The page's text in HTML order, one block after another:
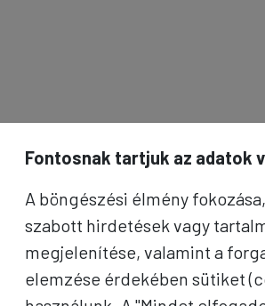
Fontosnak tartjuk az adatok
A böngészési élmény
szabott hirdetések vagy
megjelenítése, valamint a
elemzése érdekében sütiket